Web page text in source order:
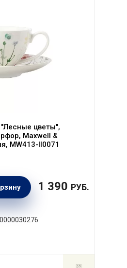
цветы",
Maxwell &
MW413-II0071
1 390 РУБ.